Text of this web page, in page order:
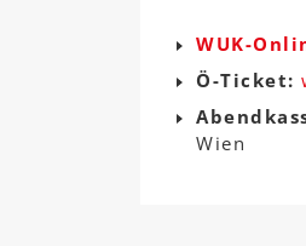
WUK-
Ö-Ticket:
Wien